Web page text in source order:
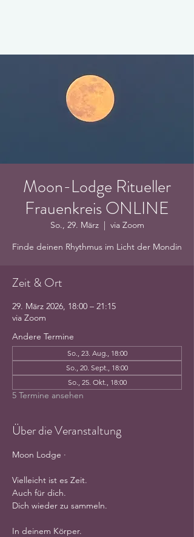
Moon-Lodge Ritueller
Frauenkreis ONLINE
So., 29. März
  |
via Zoom
Finde deinen Rhythmus im Licht der Mondin
Zeit & Ort
29. März 2026, 18:00 – 21:15
via Zoom
Andere Termine
So., 23. Aug., 18:00
So., 20. Sept., 18:00
So., 25. Okt., 18:00
5 Termine ansehen
Über die Veranstaltung
Moon Lodge ·
Vielleicht ist es Zeit.
Auch für dich.
Dich wieder zu sammeln.
In deinem Körper.